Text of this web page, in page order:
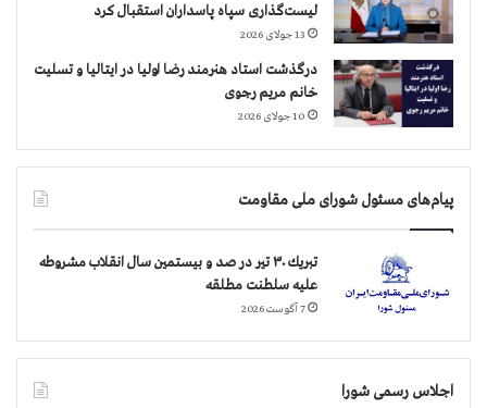
لیست‌گذاری سپاه پاسداران استقبال کرد
13 جولای 2026
درگذشت استاد هنرمند رضا اولیا در ایتالیا و تسلیت
خانم مریم رجوی
10 جولای 2026
پیام‌های مسئول شورای ملی مقاومت
تبريك ۳۰ تير در صد و بيستمين سال انقلاب مشروطه
عليه سلطنت مطلقه
7 آگوست 2026
اجلاس رسمی شورا